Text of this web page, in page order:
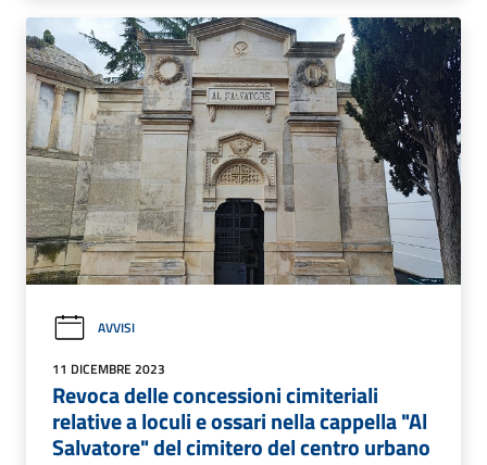
AVVISI
11 DICEMBRE 2023
Revoca delle concessioni cimiteriali
relative a loculi e ossari nella cappella "Al
Salvatore" del cimitero del centro urbano